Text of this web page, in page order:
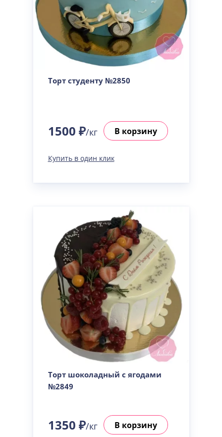
Торт студенту №2850
1500 ₽/кг В корзину
Купить в один клик
Торт шоколадный с ягодами
№2849
1350 ₽/кг В корзину